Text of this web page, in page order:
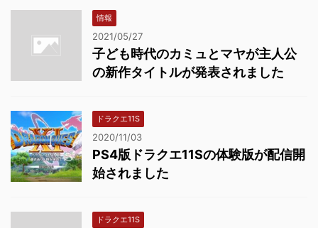
情報
2021/05/27
子ども時代のカミュとマヤが主人公
の新作タイトルが発表されました
ドラクエ11S
2020/11/03
PS4版ドラクエ11Sの体験版が配信開
始されました
ドラクエ11S